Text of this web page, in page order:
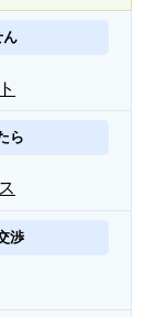
ん
ら
渉